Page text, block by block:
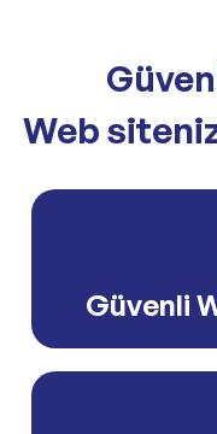
Web
Güvenli